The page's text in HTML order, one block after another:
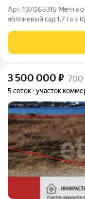
Арт. 137065315 Мечта
яблоневый сад 1,7 га в Крыму плодоносящий,
площадью 1,7 га (17 000 м) 360 деревьев лучших
ухоженный, 20 лет в
3 500 000 ₽ 700
5 соток участок